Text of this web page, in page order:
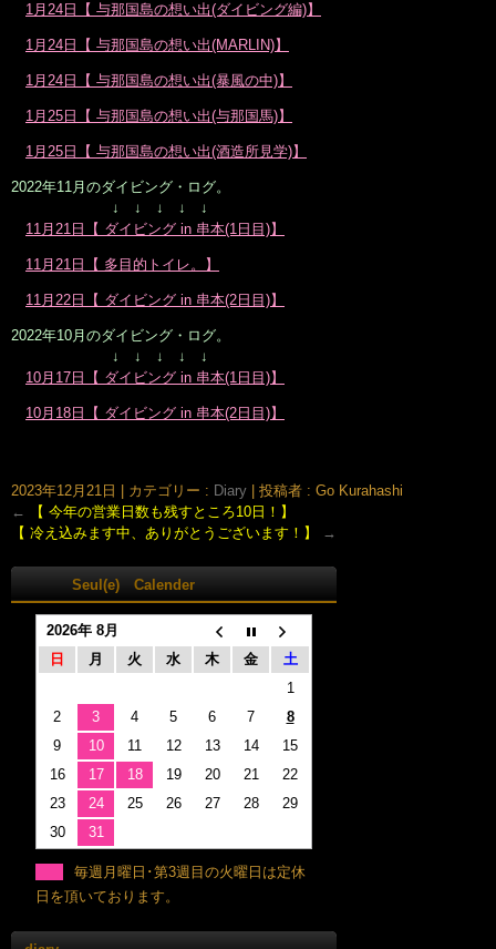
1月24日【 与那国島の想い出(ダイビング編)】
1月24日【 与那国島の想い出(MARLIN)】
1月24日【 与那国島の想い出(暴風の中)】
1月25日【 与那国島の想い出(与那国馬)】
1月25日【 与那国島の想い出(酒造所見学)】
2022年11月のダイビング・ログ。
↓ ↓ ↓ ↓ ↓
11月21日【 ダイビング in 串本(1日目)】
11月21日【 多目的トイレ。】
11月22日【 ダイビング in 串本(2日目)】
2022年10月のダイビング・ログ。
↓ ↓ ↓ ↓ ↓
10月17日【 ダイビング in 串本(1日目)】
10月18日【 ダイビング in 串本(2日目)】
2023年12月21日 カテゴリー : Diary
投稿者 : Go Kurahashi
←
【 今年の営業日数も残すところ10日！】
【 冷え込みます中、ありがとうございます！】
→
Seul(e) Calender
2026年 8月
日
月 火 水 木 金
土
1
2
3 4 5 6 7
8
9
10 11 12 13 14
15
16
17 18 19 20 21
22
23
24 25 26 27 28
29
30
31
毎週月曜日･第3週目の火曜日は定休
日を頂いております。